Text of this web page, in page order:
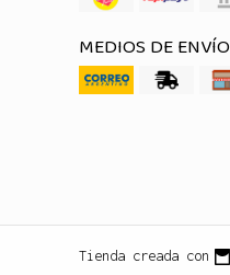
MEDIOS DE ENVÍO
Tienda creada con